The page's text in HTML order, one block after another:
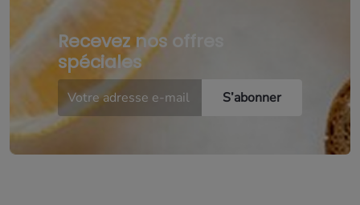
Recevez nos offres
spéciales